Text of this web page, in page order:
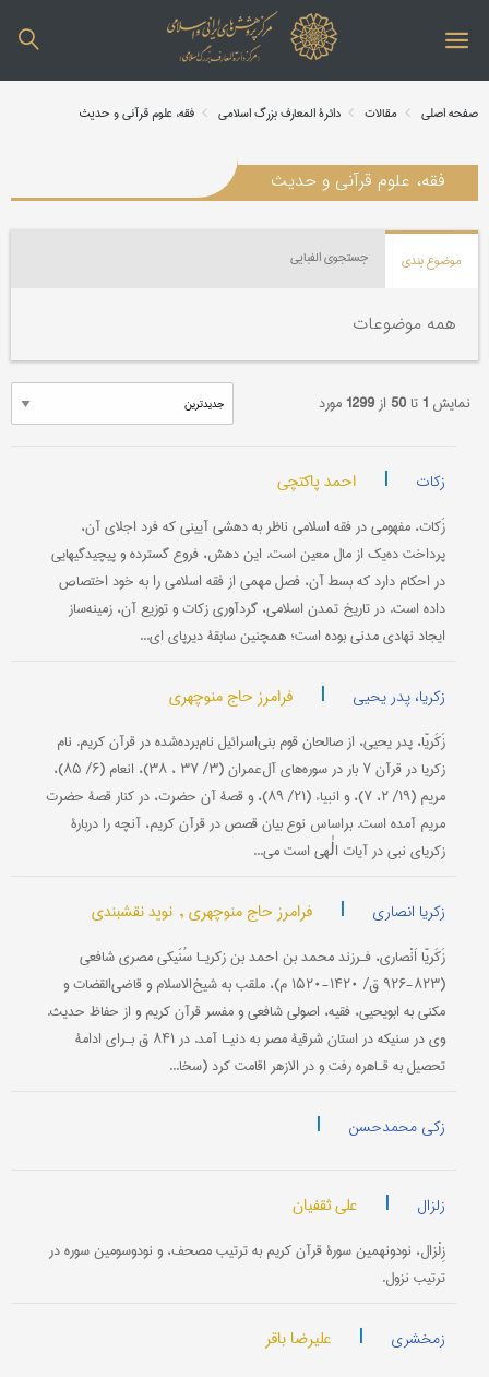
صفحه اصلی مقالات دائرة المعارف بزرگ اسلامی فقه، علوم قرآنی و حدیث
فقه، علوم قرآنی و حدیث
موضوع بندی جستجوی الفبایی
همه موضوعات
نمایش 1تا50 از1299مورد
زکات | احمد پاکتچی
زَکات، مفهومی در فقه اسلامی ناظر به دهشی آيينی که فرد اجلای آن،
پرداخت ده‌يک از مال معين است. اين دهش، فروع گسترده و پيچيدگیهايی
در احکام دارد که بسط آن، فصل مهمی از فقه اسلامی را به خود اختصاص
داده است. در تاريخ تمدن اسلامی، گردآوری زکات و توزيع آن، زمينه‌ساز
ايجاد نهادی مدنی بوده است؛ همچنين سابقۀ ديرپای اي...
زکریا، پدر یحیی | فرامرز حاج منوچهری
زَکَريّا، پدر یحیى، از صالحان قوم بنی‌اسرائيل نام‌برده‌شده در قرآن کريم. نام
زکريا در قرآن ۷ بار در سوره‌های آل‌عمران (۳/ ۳۷ ، ۳۸)، انعام (۶/ ۸۵)،
مريم (۱۹/ ۲، ۷)، و انبياء (۲۱/ ۸۹)، و قصۀ آن حضرت، در کنار قصۀ حضرت
مريم آمده است. براساس نوع بيان قصص در قرآن کريم، آنچه را دربارۀ
زکريای نبی در آيات الٰهی است می...
زکریا انصاری | فرامرز حاج منوچهری , نوید نقشبندی
زَکَریّا اَنْصاری، فـرزند محمد بن احمد بن زکریـا سُنَیکی مصری شافعی
(۸۲۳-۹۲۶ ق/ ۱۴۲۰-۱۵۲۰ م)، ملقب به شیخ‌الاسلام و قاضی‌القضات و
مکنى به ابویحیى، فقیه، اصولی شافعی و مفسر قرآن کریم و از حفاظ حدیث.
وی در سنیکه در استان شرقیۀ مصر به دنیـا آمد. در ۸۴۱ ق بـرای ادامۀ
تحصیل به قـاهره رفت و در الازهر اقامت کرد (سخا...
زکی محمدحسن |
زلزال | علی ثقفیان
زِلْزال، نودونهمین سورۀ قرآن کریم به ترتیب مصحف، و نودوسومین سوره در
ترتیب نزول.
زمخشری | علیرضا باقر